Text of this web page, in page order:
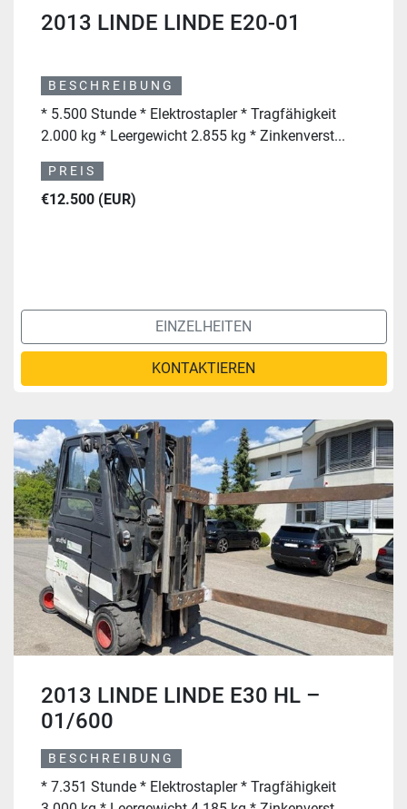
2013 LINDE LINDE E20-01
BESCHREIBUNG
* 5.500 Stunde * Elektrostapler * Tragfähigkeit
2.000 kg * Leergewicht 2.855 kg * Zinkenverst...
PREIS
€12.500 (EUR)
EINZELHEITEN
KONTAKTIEREN
2013 LINDE LINDE E30 HL –
01/600
BESCHREIBUNG
* 7.351 Stunde * Elektrostapler * Tragfähigkeit